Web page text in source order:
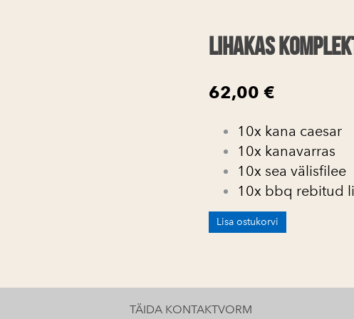
Lihakas
62,00 €
10x kana caesar
10x kanavarras
10x sea välisfilee
10x bbq rebitud
Lisa ostukorvi
TÄIDA KONTAKTVORM